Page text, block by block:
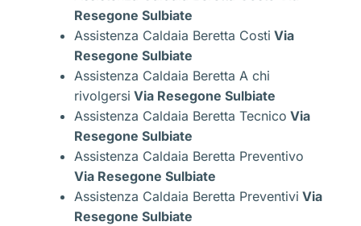
Resegone Sulbiate
Assistenza Caldaia Beretta Costi Via
Resegone Sulbiate
Assistenza Caldaia Beretta A chi
rivolgersi Via Resegone Sulbiate
Assistenza Caldaia Beretta Tecnico Via
Resegone Sulbiate
Assistenza Caldaia Beretta Preventivo
Via Resegone Sulbiate
Assistenza Caldaia Beretta Preventivi Via
Resegone Sulbiate